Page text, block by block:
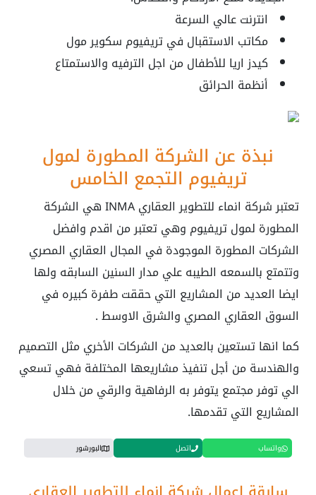
انترنت عالي السرعة
مكاتب الاستقبال فيتريفيوم سكوير مول
كيدز اريا للأطفال من اجل الترفيه والاستمتاع
أنظمة الحرائق
نبذة عن الشركة المطورة لمول
تريفيوم التجمع الخامس
تعتبر شركة انماء للتطوير العقاري INMA هي الشركة
المطورة لمول تريفيوم وهي تعتبر من اقدم وافضل
الشركات المطورة الموجودة في المجال العقاري المصري
وتتمتع بالسمعه الطيبه علي مدار السنين السابقه ولها
ايضا العديد من المشاريع التي حققت طفرة كبيره في
السوق العقاري المصري والشرق الاوسط .
كما انها تستعين بالعديد من الشركات الأخري مثل التصميم
والهندسة من أجل تنفيذ مشاريعها المختلفة فهي تسعي
الي توفر مجتمع يتوفر به الرفاهية والرقي من خلال
المشاريع التي تقدمها.
واتساب اتصل البورشور